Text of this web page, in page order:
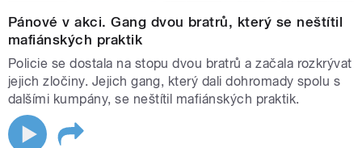
Pánové v akci. Gang dvou bratrů, který se neštítil
mafiánských praktik
Policie se dostala na stopu dvou bratrů a začala rozkrývat
jejich zločiny. Jejich gang, který dali dohromady spolu s
dalšími kumpány, se neštítil mafiánských praktik.